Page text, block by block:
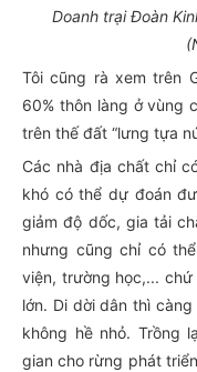
Doanh trại Đoàn
Tôi cũng rà xem trên
60% thôn làng ở vùng
trên thế đất “lưng tựa
Các nhà địa chất chỉ
khó có thể dự đoán
giảm độ dốc, gia tải
nhưng cũng chỉ có
viện, trường học,...
lớn. Di dời dân thì
không hề nhỏ. Trồng
gian cho rừng phát